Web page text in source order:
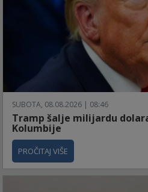
SUBOTA, 08.08.2026 | 08:46
Tramp šalje milijardu
Kolumbije
PROČITAJ VIŠE